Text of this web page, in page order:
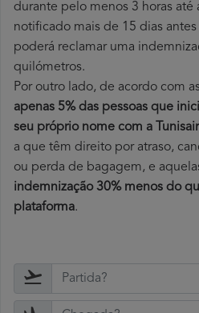
durante pelo menos 3 horas até
notificado mais de 15 dias
poderá reclamar uma
quilómetros.
Por outro lado, de acordo com
apenas 5% das pessoas que
seu próprio nome com a
a que têm direito por atraso,
ou perda de bagagem, e
indemnização 30% menos do
plataforma.